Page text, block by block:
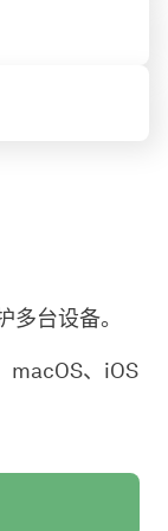
台设备。
macOS、iOS